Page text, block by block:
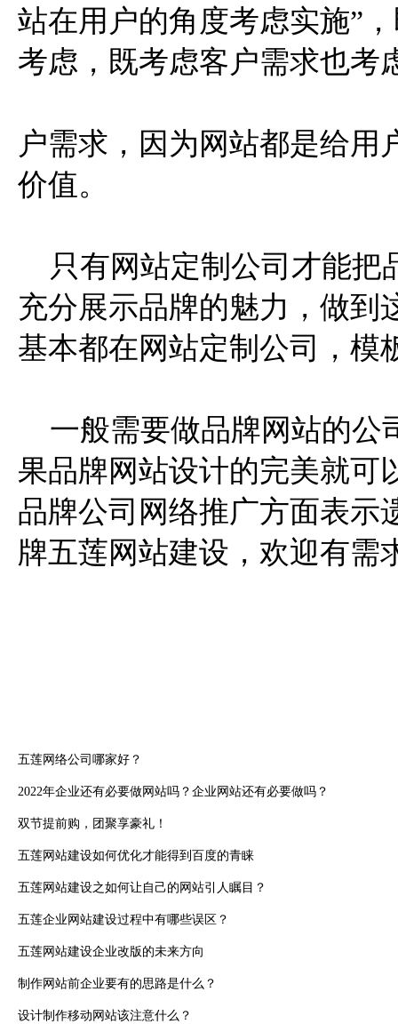
站在用户的角度考虑实施”
考虑，既考虑客户需求也考
户需求，因为网站都是给
价值。
只有网站定制公司才能把
充分展示品牌的魅力，做到
基本都在网站定制公司，模
一般需要做品牌网站的公
果品牌网站设计的完美就可
品牌公司网络推广方面表示
牌五莲网站建设，欢迎有需
五莲网络公司哪家好？
2022年企业还有必要做网站吗？企业网站还有必要做吗？
双节提前购，团聚享豪礼！
五莲网站建设如何优化才能得到百度的青睐
五莲网站建设之如何让自己的网站引人瞩目？
五莲企业网站建设过程中有哪些误区？
五莲网站建设企业改版的未来方向
制作网站前企业要有的思路是什么？
设计制作移动网站该注意什么？